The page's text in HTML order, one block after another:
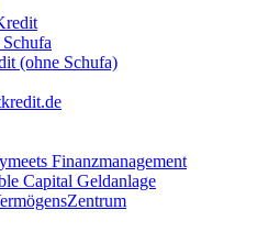
(ohne Schufa)
Finanzmanagement
Capital Geldanlage